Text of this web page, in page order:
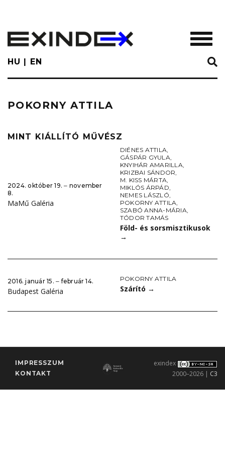
main
content
HU EN
POKORNY ATTILA
MINT KIÁLLÍTÓ MŰVÉSZ
2024. október 19. ‒ november
8.
MaMű Galéria
DIÉNES ATTILA,
GÁSPÁR GYULA,
KNYIHÁR AMARILLA,
KRIZBAI SÁNDOR,
M. KISS MÁRTA,
MIKLÓS ÁRPÁD,
NEMES LÁSZLÓ,
POKORNY ATTILA,
SZABÓ ANNA-MÁRIA,
TÓDOR TAMÁS
Föld- és sorsmisztikusok
→
2016. január 15. ‒ február 14.
Budapest Galéria
POKORNY ATTILA
Szárító →
IMPRESSZUM
KONTAKT
exindex
2000–2026 | C3